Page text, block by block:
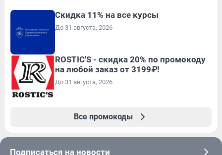
Скидка 11% на все курсы
До 31 августа, 2026
ROSTIC'S - скидка 20% по промокоду
на любой заказ от 3199₽!
До 31 августа, 2026
Все промокоды
Подписаться на новости